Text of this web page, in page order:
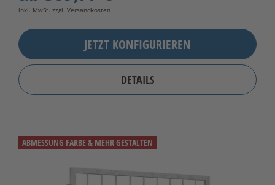
inkl. MwSt. zzgl. Versandkosten
JETZT KONFIGURIEREN
DETAILS
ABMESSUNG FARBE & MEHR GESTALTEN